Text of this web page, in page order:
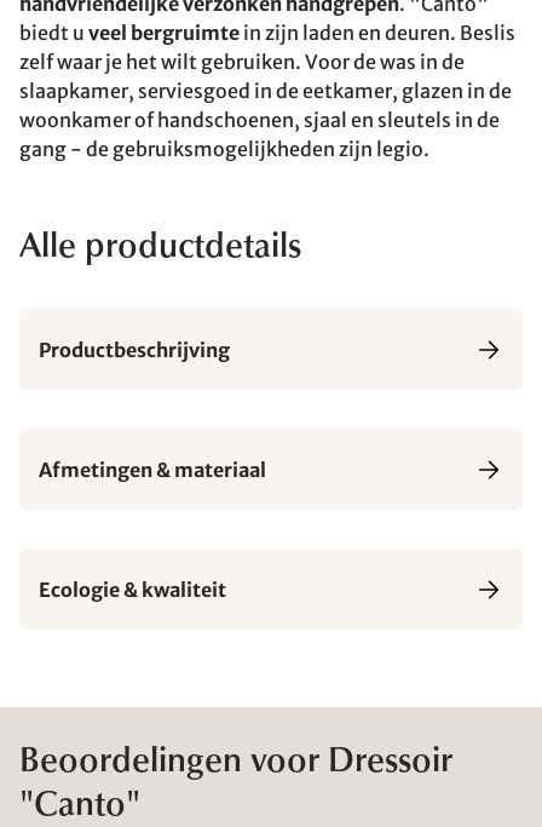
biedt u veel bergruimte in zijn laden en deuren. Beslis
zelf waar je het wilt gebruiken. Voor de was in de
slaapkamer, serviesgoed in de eetkamer, glazen in de
woonkamer of handschoenen, sjaal en sleutels in de
gang - de gebruiksmogelijkheden zijn legio.
Alle productdetails
Productbeschrijving
Afmetingen & materiaal
Ecologie & kwaliteit
Beoordelingen voor Dressoir
"Canto"